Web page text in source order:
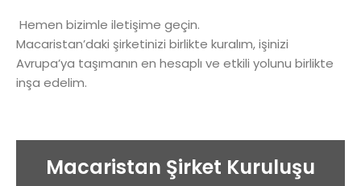
Hemen bizimle iletişime geçin.
Macaristan’daki şirketinizi birlikte kuralım, işinizi
Avrupa’ya taşımanın en hesaplı ve etkili yolunu birlikte
inşa edelim.
Macaristan Şirket Kuruluşu